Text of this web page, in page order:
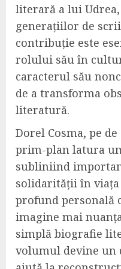
literară a lui
generațiilor de
contribuție este
rolului său în
caracterul său
de a transforma
literatură.
Dorel Cosma, pe
prim-plan latura
subliniind
solidarității în viața
profund personală
imagine mai
simplă biografie
volumul devine un